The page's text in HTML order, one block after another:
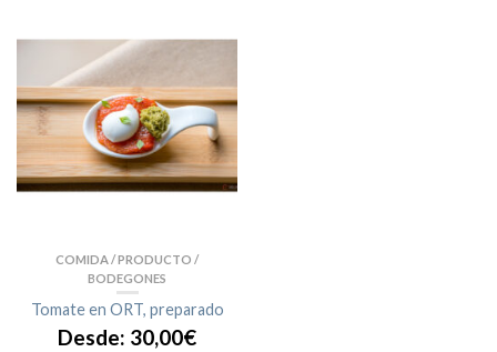
COMIDA / PRODUCTO /
BODEGONES
Tomate en ORT, preparado
Desde: 30,00€